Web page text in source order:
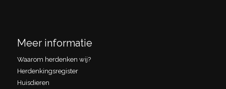
Meer informatie
Waarom herdenken wij?
Herdenkingsregister
Huisdieren